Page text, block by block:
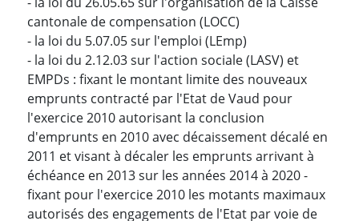
cantonale de compensation (LOCC)
- la loi du 5.07.05 sur l'emploi (LEmp)
- la loi du 2.12.03 sur l'action sociale (LASV) et
EMPDs : fixant le montant limite des nouveaux
emprunts contracté par l'Etat de Vaud pour
l'exercice 2010 autorisant la conclusion
d'emprunts en 2010 avec décaissement décalé en
2011 et visant à décaler les emprunts arrivant à
échéance en 2013 sur les années 2014 à 2020 -
fixant pour l'exercice 2010 les motants maximaux
autorisés des engagements de l'Etat par voie de